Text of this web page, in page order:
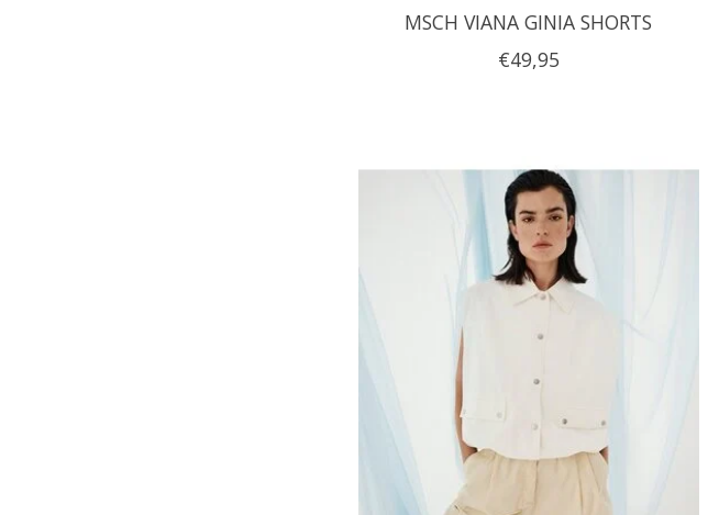
MSCH VIANA GINIA SHORTS
€49,95